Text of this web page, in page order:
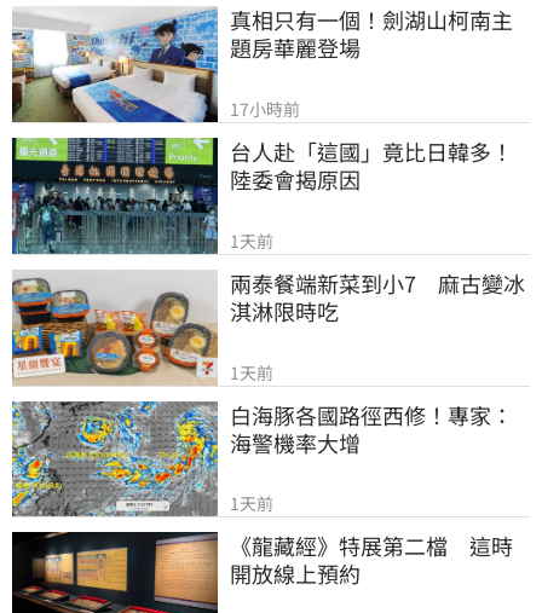
真相只有一個！劍湖山柯南主
題房華麗登場
17小時前
台人赴「這國」竟比日韓多！
陸委會揭原因
1天前
兩泰餐端新菜到小7　麻古變冰
淇淋限時吃
1天前
白海豚各國路徑西修！專家：
海警機率大增
1天前
《龍藏經》特展第二檔　這時
開放線上預約